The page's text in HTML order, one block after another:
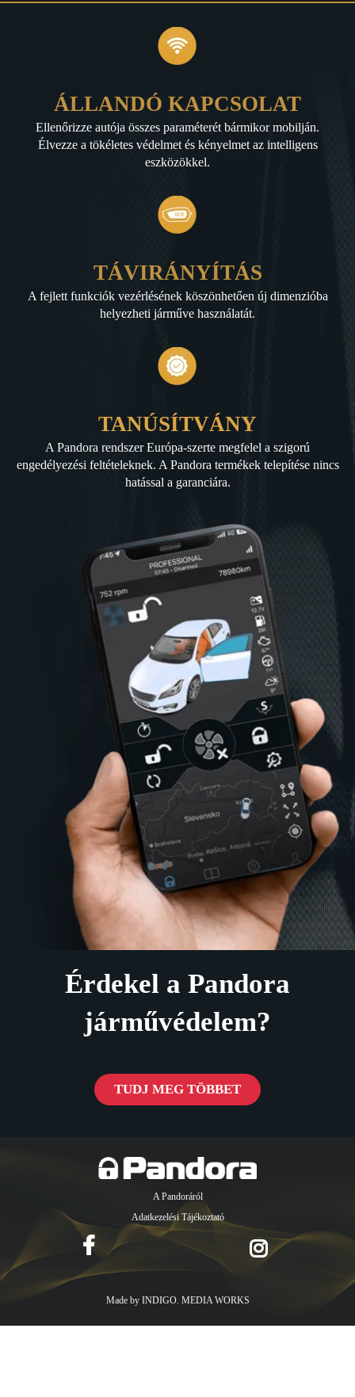
ÁLLANDÓ KAPCSOLAT
Ellenőrizze autója összes paraméterét bármikor mobilján.
Élvezze a tökéletes védelmet és kényelmet az intelligens
eszközökkel.
TÁVIRÁNYÍTÁS
A fejlett funkciók vezérlésének köszönhetően új dimenzióba
helyezheti járműve használatát.
TANÚSÍTVÁNY
A Pandora rendszer Európa-szerte megfelel a szigorú
engedélyezési feltételeknek. A Pandora termékek telepítése nincs
hatással a garanciára.
Érdekel a Pandora
járművédelem?
TUDJ MEG TÖBBET
A Pandoráról
Adatkezelési Tájékoztató
Made byINDIGO. MEDIA WORKS